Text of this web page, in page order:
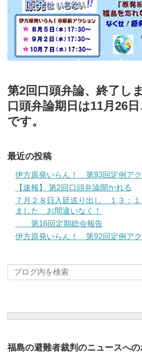
第2回口頭弁論、終了し
口頭弁論期日は11月26
です。
最近の投稿
伊方原発いらん！ 第93回定例ア
【速報】 第2回口頭弁論開かれる
７月２８日入廷送り出し １３：１
ました お間違いなく！
第16回定期総会報告
伊方原発いらん！ 第92回定例ア
福島の避難者裁判のニュースへの